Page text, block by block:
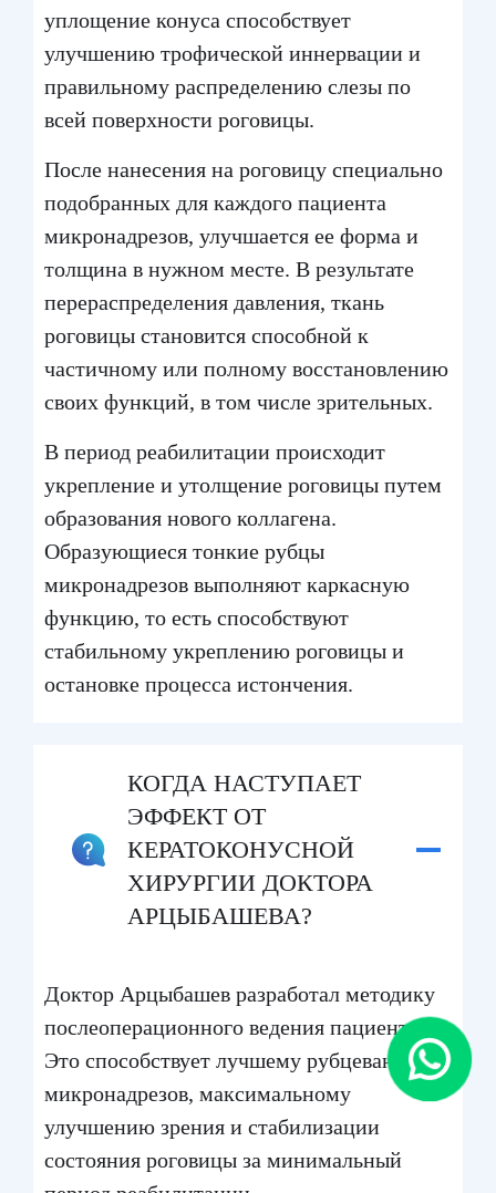
уплощение конуса способствует
улучшению трофической иннервации и
правильному распределению слезы по
всей поверхности роговицы.
После нанесения на роговицу специально
подобранных для каждого пациента
микронадрезов, улучшается ее форма и
толщина в нужном месте. В результате
перераспределения давления, ткань
роговицы становится способной к
частичному или полному восстановлению
своих функций, в том числе зрительных.
В период реабилитации происходит
укрепление и утолщение роговицы путем
образования нового коллагена.
Образующиеся тонкие рубцы
микронадрезов выполняют каркасную
функцию, то есть способствуют
стабильному укреплению роговицы и
остановке процесса истончения.
КОГДА НАСТУПАЕТ
ЭФФЕКТ ОТ
КЕРАТОКОНУСНОЙ
ХИРУРГИИ ДОКТОРА
АРЦЫБАШЕВА?
Доктор Арцыбашев разработал методику
послеоперационного ведения пациентов.
Это способствует лучшему рубцеванию
микронадрезов, максимальному
улучшению зрения и стабилизации
состояния роговицы за минимальный